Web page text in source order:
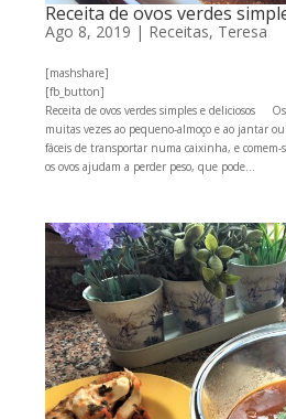
Receita de ovos verdes
Ago 8, 2019 | Receitas, Teresa
[mashshare]
[fb_button]
Receita de ovos verdes simples e deliciosos
muitas vezes ao pequeno-almoço e ao jantar
fáceis de transportar numa caixinha, e
os ovos ajudam a perder peso, que pode...